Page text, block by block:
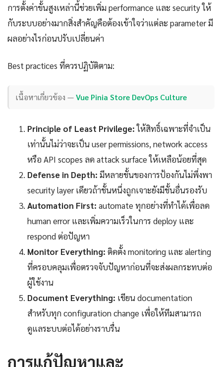
การตั้งค่าขั้นสูงเหล่านี้ช่วยเพิ่ม performance และ security ให้
กับระบบอย่างมากสิ่งสำคัญคือต้องเข้าใจว่าแต่ละ parameter มี
ผลอย่างไรก่อนปรับเปลี่ยนค่า
Best practices ที่ควรปฏิบัติตาม:
เนื้อหาเกี่ยวข้อง —Vue Pinia Store DevOps Culture
Principle of Least Privilege:ให้สิทธิ์เฉพาะที่จำเป็น
เท่านั้นไม่ว่าจะเป็น user permissions, network access
หรือ API scopes ลด attack surface ให้เหลือน้อยที่สุด
Defense in Depth: มีหลายชั้นของการป้องกันไม่พึ่งพา
security layer เดียวถ้าชั้นหนึ่งถูกเจาะยังมีชั้นอื่นรองรับ
Automation First: automate ทุกอย่างที่ทำได้เพื่อลด
human error และเพิ่มความเร็วในการ deploy และ
respond ต่อปัญหา
Monitor Everything: ติดตั้ง monitoring และ alerting
ที่ครอบคลุมเพื่อตรวจจับปัญหาก่อนที่จะส่งผลกระทบต่อ
ผู้ใช้งาน
Document Everything: เขียน documentation
สำหรับทุก configuration change เพื่อให้ทีมสามารถ
ดูแลระบบต่อได้อย่างราบรื่น
การแก้ปัญหาและ